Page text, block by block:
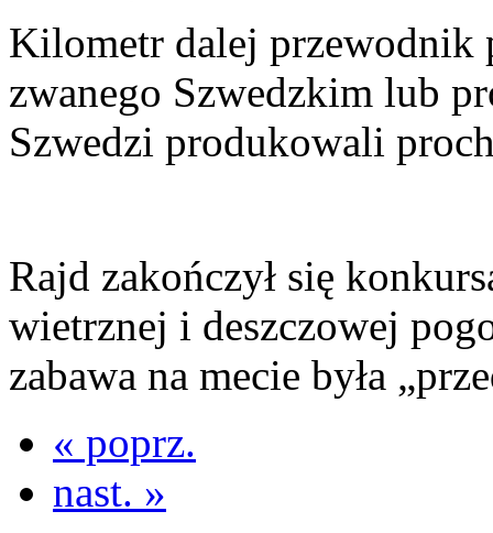
Kilometr dalej przewodnik
zwanego Szwedzkim lub
Szwedzi produkowali
Rajd zakończył się
wietrznej i deszczowej
zabawa na mecie była
« poprz.
nast. »